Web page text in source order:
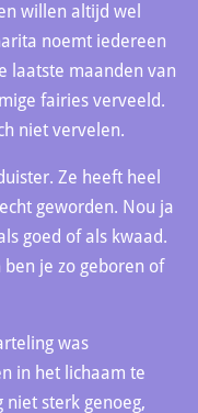
willen altijd wel
noemt iedereen
laatste maanden van
fairies verveeld.
niet vervelen.
Ze heeft heel
geworden. Nou ja
goed of als kwaad.
je zo geboren of
was
in het lichaam te
niet sterk genoeg,